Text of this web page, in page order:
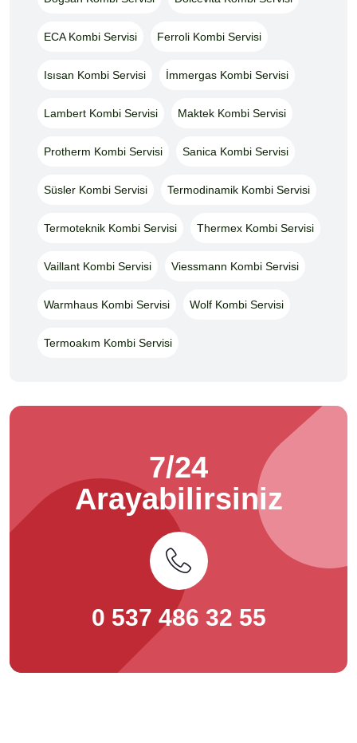
ECA Kombi Servisi Ferroli Kombi Servisi
Isısan Kombi Servisi İmmergas Kombi Servisi
Lambert Kombi Servisi Maktek Kombi Servisi
Protherm Kombi Servisi Sanica Kombi Servisi
Süsler Kombi Servisi Termodinamik Kombi Servisi
Termoteknik Kombi Servisi Thermex Kombi Servisi
Vaillant Kombi Servisi Viessmann Kombi Servisi
Warmhaus Kombi Servisi Wolf Kombi Servisi
Termoakım Kombi Servisi
7/24
Arayabilirsiniz
0 537 486 32 55